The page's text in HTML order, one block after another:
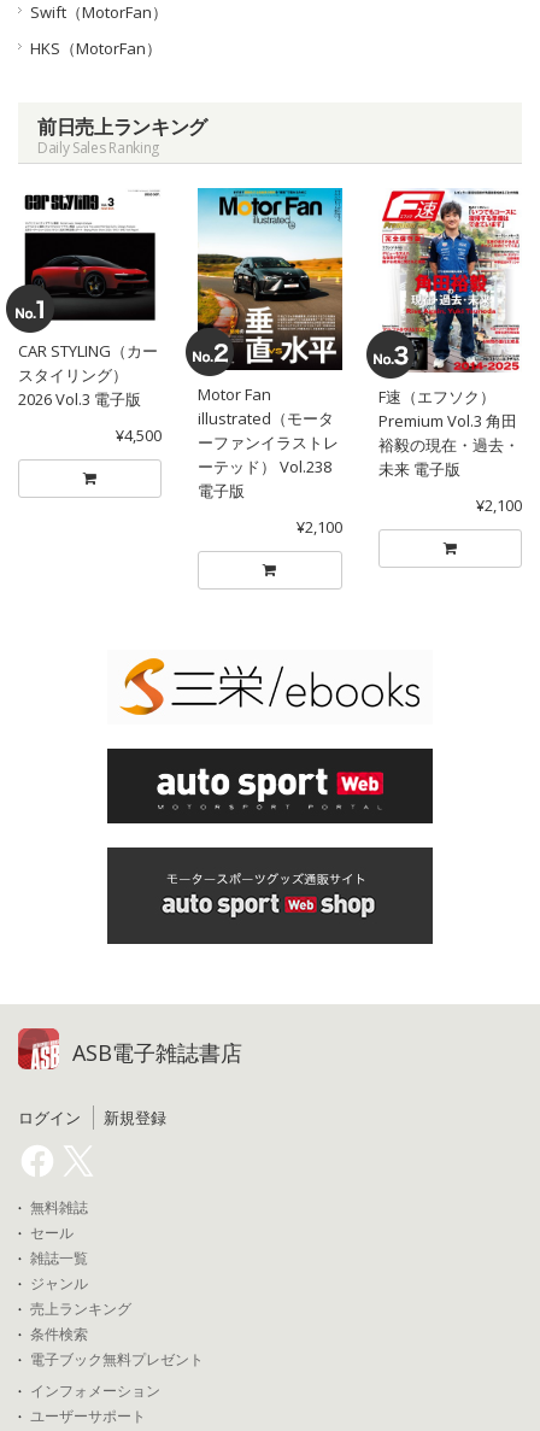
Swift（MotorFan）
HKS（MotorFan）
前日売上ランキング
Daily Sales Ranking
CAR STYLING（カー
スタイリング）
2026 Vol.3 電子版
¥4,500
Motor Fan
illustrated（モータ
ーファンイラストレ
ーテッド） Vol.238
電子版
¥2,100
F速（エフソク）
Premium Vol.3 角田
裕毅の現在・過去・
未来 電子版
¥2,100
ASB電子雑誌書店
ログイン 新規登録
無料雑誌
セール
雑誌一覧
ジャンル
売上ランキング
条件検索
電子ブック無料プレゼント
インフォメーション
ユーザーサポート